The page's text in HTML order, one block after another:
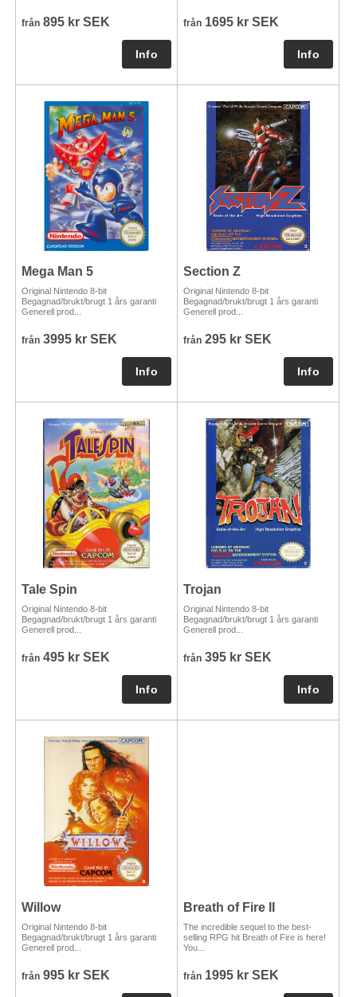
från 895 kr SEK från 1695 kr SEK
Mega Man 5
Original Nintendo 8-bit
Begagnad/brukt/brugt 1 års garanti
Generell prod...
från 3995 kr SEK
Section Z
Original Nintendo 8-bit
Begagnad/brukt/brugt 1 års garanti
Generell prod...
från 295 kr SEK
Tale Spin
Original Nintendo 8-bit
Begagnad/brukt/brugt 1 års garanti
Generell prod...
från 495 kr SEK
Trojan
Original Nintendo 8-bit
Begagnad/brukt/brugt 1 års garanti
Generell prod...
från 395 kr SEK
Willow
Original Nintendo 8-bit
Begagnad/brukt/brugt 1 års garanti
Generell prod...
från 995 kr SEK
Breath of Fire II
The incredible sequel to the best-
selling RPG hit Breath of Fire is here!
You...
från 1995 kr SEK